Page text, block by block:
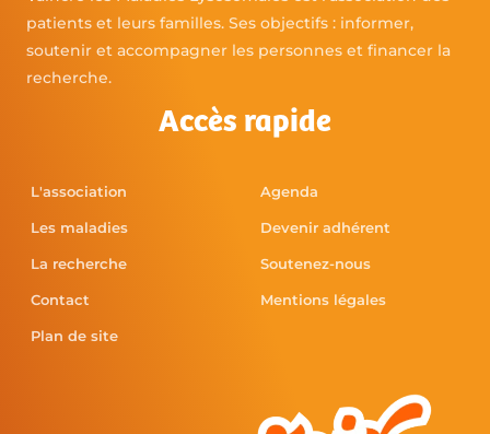
patients et leurs familles. Ses objectifs : informer,
soutenir et accompagner les personnes et financer la
recherche.
Accès rapide
L'association
Les maladies
La recherche
Contact
Plan de site
Agenda
Devenir adhérent
Soutenez-nous
Mentions légales